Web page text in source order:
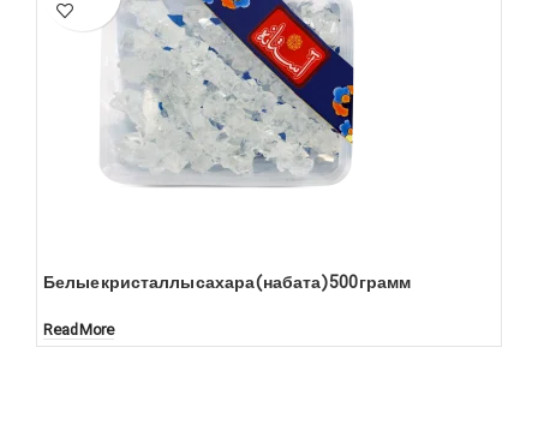
Белые кристаллы сахара (набата) 500 грамм
Read More